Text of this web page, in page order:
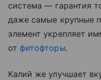
система — гарантия
даже самые крупные
элемент укрепляет
от фитофторы.
Калий же улучшает